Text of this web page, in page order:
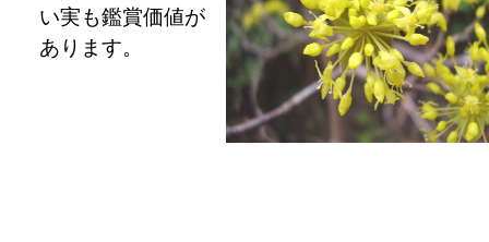
い実も鑑賞価値が
あります。